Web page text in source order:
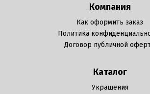
Компания
Как оформить заказ
Политика
Договор публичной
Каталог
Украшения